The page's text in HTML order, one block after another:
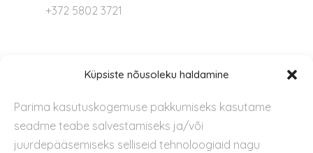
Küpsiste nõusoleku haldamine
Parima kasutuskogemuse pakkumiseks kasutame
seadme teabe salvestamiseks ja/või
juurdepääsemiseks selliseid tehnoloogiaid nagu
+372 5802 3721
Kontakt
Privaatsuspoliitika
Kasutustingimused